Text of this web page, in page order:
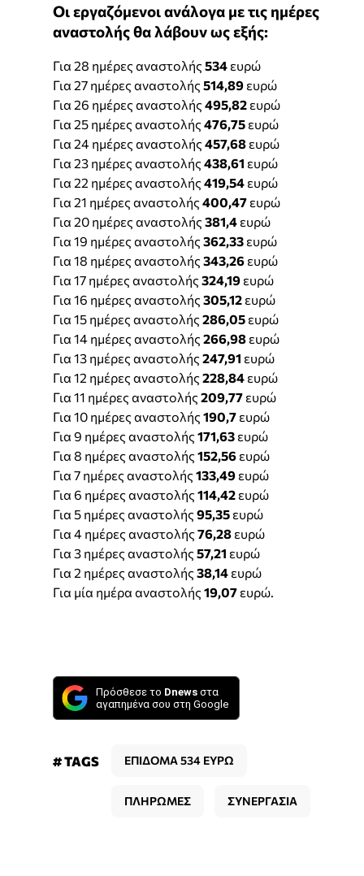
Οι εργαζόμενοι ανάλογα με τις ημέρες
αναστολής θα λάβουν ως εξής:
Για 28 ημέρες αναστολής 534 ευρώ
Για 27 ημέρες αναστολής 514,89 ευρώ
Για 26 ημέρες αναστολής 495,82 ευρώ
Για 25 ημέρες αναστολής 476,75 ευρώ
Για 24 ημέρες αναστολής 457,68 ευρώ
Για 23 ημέρες αναστολής 438,61 ευρώ
Για 22 ημέρες αναστολής 419,54 ευρώ
Για 21 ημέρες αναστολής 400,47 ευρώ
Για 20 ημέρες αναστολής 381,4 ευρώ
Για 19 ημέρες αναστολής 362,33 ευρώ
Για 18 ημέρες αναστολής 343,26 ευρώ
Για 17 ημέρες αναστολής 324,19 ευρώ
Για 16 ημέρες αναστολής 305,12 ευρώ
Για 15 ημέρες αναστολής 286,05 ευρώ
Για 14 ημέρες αναστολής 266,98 ευρώ
Για 13 ημέρες αναστολής 247,91 ευρώ
Για 12 ημέρες αναστολής 228,84 ευρώ
Για 11 ημέρες αναστολής 209,77 ευρώ
Για 10 ημέρες αναστολής 190,7 ευρώ
Για 9 ημέρες αναστολής 171,63 ευρώ
Για 8 ημέρες αναστολής 152,56 ευρώ
Για 7 ημέρες αναστολής 133,49 ευρώ
Για 6 ημέρες αναστολής 114,42 ευρώ
Για 5 ημέρες αναστολής 95,35 ευρώ
Για 4 ημέρες αναστολής 76,28 ευρώ
Για 3 ημέρες αναστολής 57,21 ευρώ
Για 2 ημέρες αναστολής 38,14 ευρώ
Για μία ημέρα αναστολής 19,07 ευρώ.
Πρόσθεσε το Dnews στα
αγαπημένα σου στη Google
# TAGS ΕΠΙΔΟΜΑ 534 ΕΥΡΩ
ΠΛΗΡΩΜΕΣ ΣΥΝΕΡΓΑΣΙΑ